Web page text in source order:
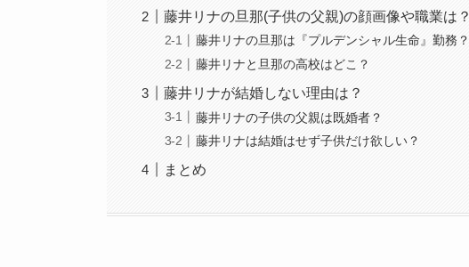
藤井リナの旦那(子供の父親)の顔画像や職業は？
藤井リナの旦那は『プルデンシャル生命』勤務？
藤井リナと旦那の高校はどこ？
藤井リナが結婚しない理由は？
藤井リナの子供の父親は既婚者？
藤井リナは結婚はせず子供だけ欲しい？
まとめ